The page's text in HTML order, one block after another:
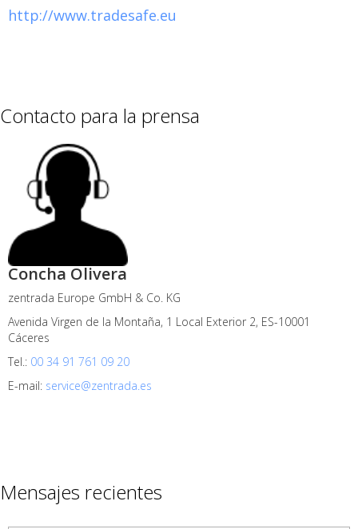
http://www.tradesafe.eu
Contacto para la prensa
Concha Olivera
zentrada Europe GmbH & Co. KG
Avenida Virgen de la Montaña, 1 Local Exterior 2, ES-10001
Cáceres
Tel.: 00 34 91 761 09 20
E-mail: service@zentrada.es
Mensajes recientes